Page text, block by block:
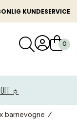
KUNDESERVICE
☼
barnevogne